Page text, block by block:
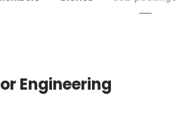
Engineering